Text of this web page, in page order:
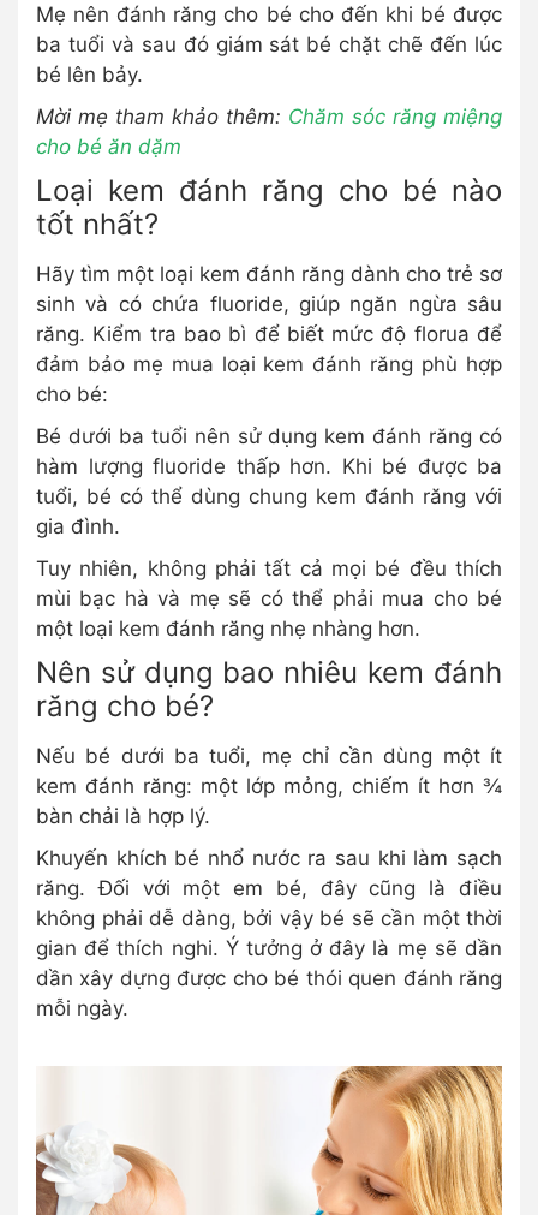
Mẹ nên đánh răng cho bé cho đến khi bé được
ba tuổi và sau đó giám sát bé chặt chẽ đến lúc
bé lên bảy.
Mời mẹ tham khảo thêm: Chăm sóc răng miệng
cho bé ăn dặm
Loại kem đánh răng cho bé nào
tốt nhất?
Hãy tìm một loại kem đánh răng dành cho trẻ sơ
sinh và có chứa fluoride, giúp ngăn ngừa sâu
răng. Kiểm tra bao bì để biết mức độ florua để
đảm bảo mẹ mua loại kem đánh răng phù hợp
cho bé:
Bé dưới ba tuổi nên sử dụng kem đánh răng có
hàm lượng fluoride thấp hơn. Khi bé được ba
tuổi, bé có thể dùng chung kem đánh răng với
gia đình.
Tuy nhiên, không phải tất cả mọi bé đều thích
mùi bạc hà và mẹ sẽ có thể phải mua cho bé
một loại kem đánh răng nhẹ nhàng hơn.
Nên sử dụng bao nhiêu kem đánh
răng cho bé?
Nếu bé dưới ba tuổi, mẹ chỉ cần dùng một ít
kem đánh răng: một lớp mỏng, chiếm ít hơn ¾
bàn chải là hợp lý.
Khuyến khích bé nhổ nước ra sau khi làm sạch
răng. Đối với một em bé, đây cũng là điều
không phải dễ dàng, bởi vậy bé sẽ cần một thời
gian để thích nghi. Ý tưởng ở đây là mẹ sẽ dần
dần xây dựng được cho bé thói quen đánh răng
mỗi ngày.